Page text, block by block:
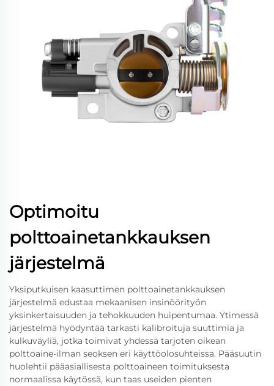
Optimoitu
polttoainetankkauksen
järjestelmä
Yksiputkuisen kaasuttimen polttoainetankkauksen
järjestelmä edustaa mekaanisen insinöörityön
yksinkertaisuuden ja tehokkuuden huipentumaa. Ytimessä
järjestelmä hyödyntää tarkasti kalibroituja suuttimia ja
kulkuväyliä, jotka toimivat yhdessä tarjoten oikean
polttoaine-ilman seoksen eri käyttöolosuhteissa. Pääsuutin
huolehtii pääasiallisesta polttoaineen toimituksesta
normaalissa käytössä, kun taas useiden pienten